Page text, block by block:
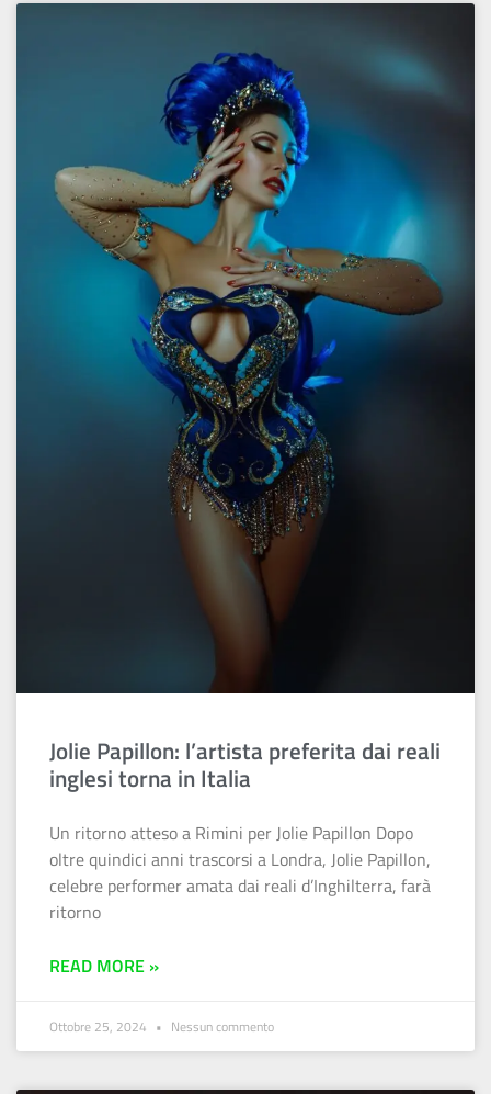
Jolie Papillon: l’artista preferita dai reali
inglesi torna in Italia
Un ritorno atteso a Rimini per Jolie Papillon Dopo
oltre quindici anni trascorsi a Londra, Jolie Papillon,
celebre performer amata dai reali d’Inghilterra, farà
ritorno
READ MORE »
Ottobre 25, 2024 Nessun commento